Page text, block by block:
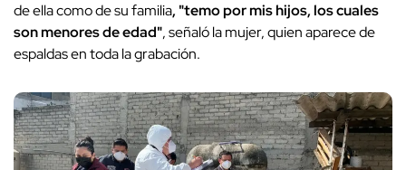
de ella como de su familia, "temo por mis hijos, los cuales
son menores de edad", señaló la mujer, quien aparece de
espaldas en toda la grabación.